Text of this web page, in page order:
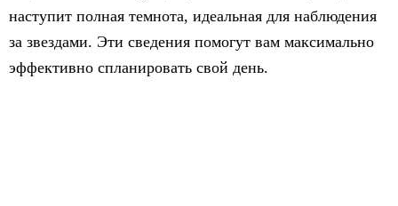
наступит полная темнота, идеальная для наблюдения
за звездами. Эти сведения помогут вам максимально
эффективно спланировать свой день.